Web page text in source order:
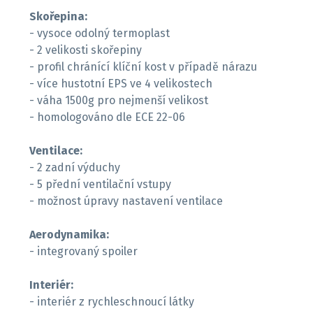
Skořepina:
- vysoce odolný termoplast
- 2 velikosti skořepiny
- profil chránící klíční kost v případě nárazu
- více hustotní EPS ve 4 velikostech
- váha 1500g pro nejmenší velikost
- homologováno dle ECE 22-06
Ventilace:
- 2 zadní výduchy
- 5 přední ventilační vstupy
- možnost úpravy nastavení ventilace
Aerodynamika:
- integrovaný spoiler
Interiér:
- interiér z rychleschnoucí látky